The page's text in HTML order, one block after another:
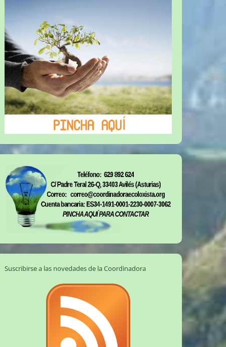
Suscribirse a las novedades de la Coordinadora